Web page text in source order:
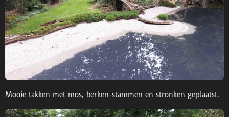
Mooie takken met mos, berken-stammen en stronken geplaatst.